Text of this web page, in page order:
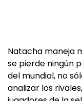
Natacha maneja
se pierde ningún
del mundial, no
analizar los